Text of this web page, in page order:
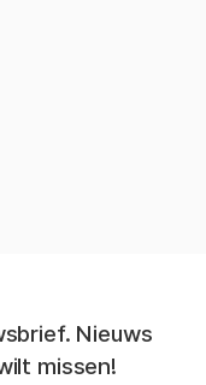
Nieuws
missen!